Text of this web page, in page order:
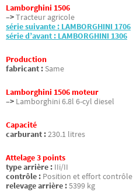
Lamborghini 1506
–>Tracteur agricole
série suivante : LAMBORGHINI 1706
série d’avant : LAMBORGHINI 1306
Production
fabricant : Same
Lamborghini 1506 moteur
–> Lamborghini 6.8l 6-cyl diesel
Capacité
carburant :230.1 litres
Attelage 3 points
type arrière : IIi/II
contrôle : Position et effort contrôle
relevage arrière :5399 kg